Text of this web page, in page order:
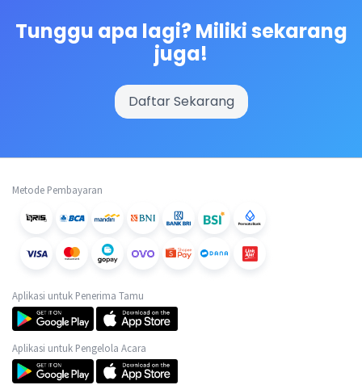
Tunggu apa lagi? Miliki sekarang
juga!
Daftar Sekarang
Metode Pembayaran
Aplikasi untuk Penerima Tamu
Aplikasi untuk Pengelola Acara